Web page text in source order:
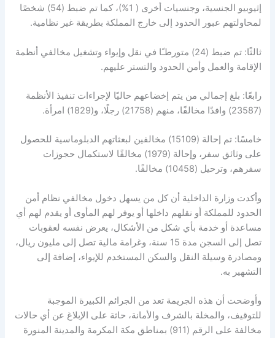
إثيوبيو الجنسية، وجنسيات أخرى ( 1%)، كما تم ضبط (54) شخصًا
لمحاولتهم عبور الحدود إلى خارج المملكة بطريقة غير نظامية.
ثالثًا: تم ضبط (24) متورطـًا في نقل وإيواء وتشغيل مخالفي أنظمة
الإقامة والعمل وأمن الحدود والتستر عليهم.
رابعًا: بلغ إجمالي من يتم إخضاعهم حاليًا لإجراءات تنفيذ الأنظمة
(23587) وافدًا مخالفًا، منهم (21758) رجلًا، و(1829) امرأة.
خامسًا: تم إحالة (15109) مخالفين لبعثاتهم الدبلوماسية للحصول
على وثائق سفر، وإحالة (1979) مخالفًا لاستكمال حجوزات
سفرهم، وترحيل (10458) مخالفًا.
وأكدت وزارة الداخلية أن كل من يسهل دخول مخالفي نظام أمن
الحدود للمملكة أو نقلهم داخلها أو يوفر لهم المأوى أو يقدم لهم أي
مساعدة أو خدمة بأي شكل من الأشكال، يعرض نفسه لعقوبات
تصل إلى السجن مدة 15 سنة، وغرامة مالية تصل إلى مليون ريال،
ومصادرة وسيلة النقل والسكن المستخدم للإيواء، إضافة إلى
التشهير به.
وأوضحت أن هذه الجريمة تعد من الجرائم الكبيرة الموجبة
للتوقيف، والمخلة بالشرف والأمانة، حاثة على الإبلاغ عن أي حالات
مخالفة على الرقم (911) بمناطق مكة المكرمة والمدينة المنورة